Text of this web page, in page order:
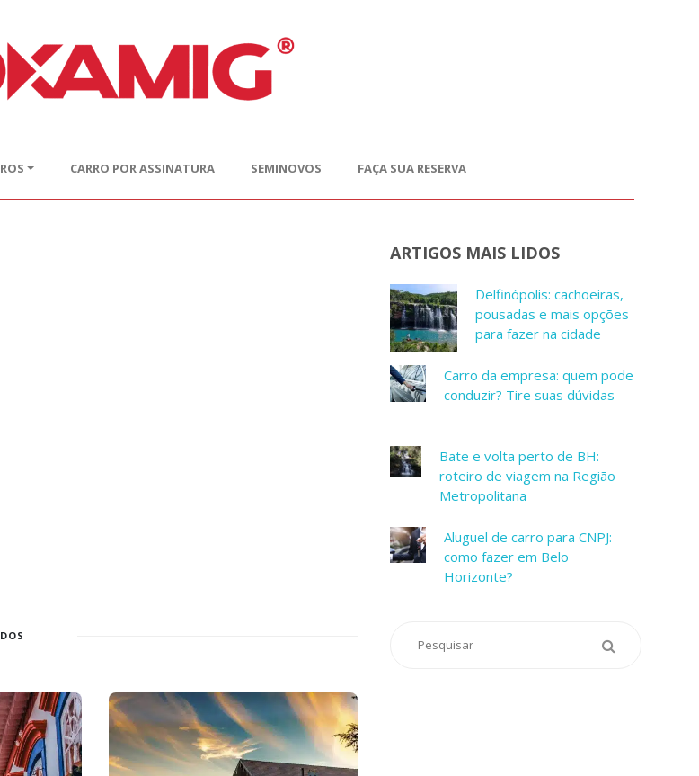
CARRO POR ASSINATURA SEMINOVOS FAÇA SUA RESERVA
ARTIGOS MAIS LIDOS
Delfinópolis: cachoeiras,
pousadas e mais opções
para fazer na cidade
Carro da empresa: quem pode
conduzir? Tire suas dúvidas
Bate e volta perto de BH:
roteiro de viagem na Região
Metropolitana
Aluguel de carro para CNPJ:
como fazer em Belo
Horizonte?